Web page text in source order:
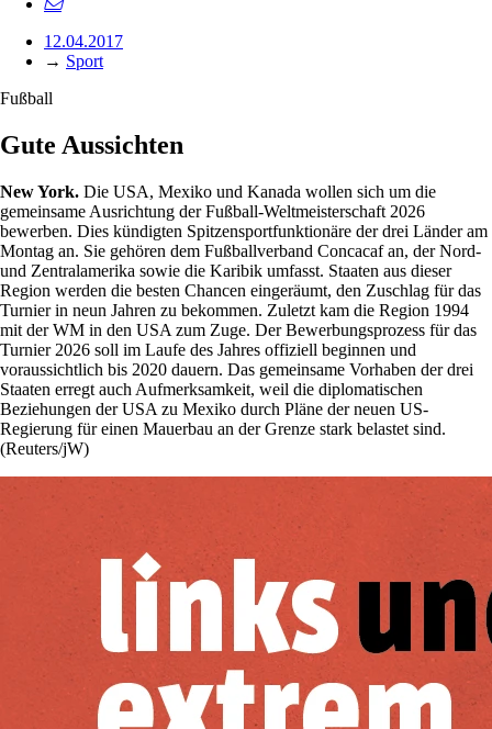
12.04.2017
→ Sport
Fußball
Gute Aussichten
New York. Die USA, Mexiko und Kanada wollen sich um die
gemeinsame Ausrichtung der Fußball-Weltmeisterschaft 2026
bewerben. Dies kündigten Spitzensportfunktionäre der drei Länder am
Montag an. Sie gehören dem Fußballverband Concacaf an, der Nord-
und Zentralamerika sowie die Karibik umfasst. Staaten aus dieser
Region werden die besten Chancen eingeräumt, den Zuschlag für das
Turnier in neun Jahren zu bekommen. Zuletzt kam die Region 1994
mit der WM in den USA zum Zuge. Der Bewerbungsprozess für das
Turnier 2026 soll im Laufe des Jahres offiziell beginnen und
voraussichtlich bis 2020 dauern. Das gemeinsame Vorhaben der drei
Staaten erregt auch Aufmerksamkeit, weil die diplomatischen
Beziehungen der USA zu Mexiko durch Pläne der neuen US-
Regierung für einen Mauerbau an der Grenze stark belastet sind.
(Reuters/jW)